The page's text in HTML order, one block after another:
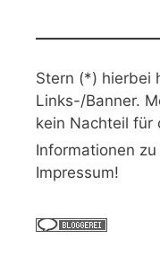
Stern (*) hierbei
Links-/Banner.
kein Nachteil für
Informationen
Impressum!